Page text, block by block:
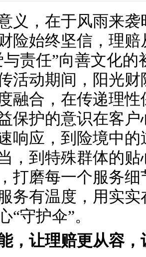
义，在于风雨来
险始终坚信，理
责任”向善文化的
活动期间，阳光
融合，在传递理
保护的意识在客
响应，到险境中
，到特殊群体的
打磨每一个服务
务有温度，用实
“守护伞”。
，让理赔更从容，